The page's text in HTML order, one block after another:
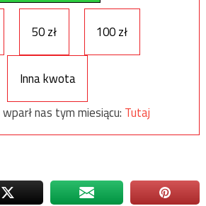
50 zł 100 zł
Inna kwota
nas tym miesiącu: Tutaj